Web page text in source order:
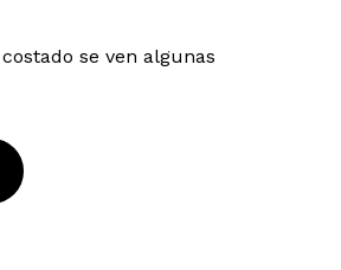
se ven algunas